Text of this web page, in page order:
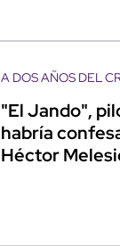
A DOS AÑOS DEL
"El Jando",
habría
Héctor